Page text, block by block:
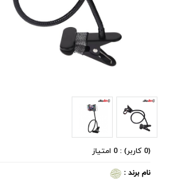
(0 کاربر) : 0 امتیاز
نام برند :